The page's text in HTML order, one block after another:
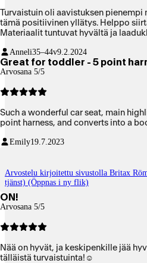
Turvaistuin oli aavistuksen
tämä positiivinen yllätys. Helppo
Materiaalit tuntuvat hyvältä ja
Anneli35–44v9.2.2024
Great for toddler - 5 point
Arvosana 5/5
Such a wonderful car seat, main
point harness, and converts into a
Emily19.7.2023
Arvostelu kirjoitettu sivustolla Britax
tjänst) (Öppnas i ny flik)
ON!
Arvosana 5/5
Nää on hyvät, ja keskipenkille jää
tälläistä turvaistuinta!☺️